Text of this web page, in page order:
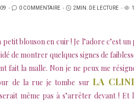
0 COMMENTAIRE 2MIN. DE LECTURE
blouson en cuir ! Je l’adore c’est
de montrer quelques signes de
fait la malle. Non je ne peux me
de la rue je tombe surLA
même pas à s’arrêter devant !